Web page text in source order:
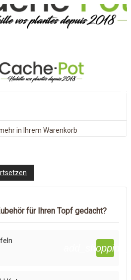
in Ihrem Warenkorb
für Ihren Topf gedacht?